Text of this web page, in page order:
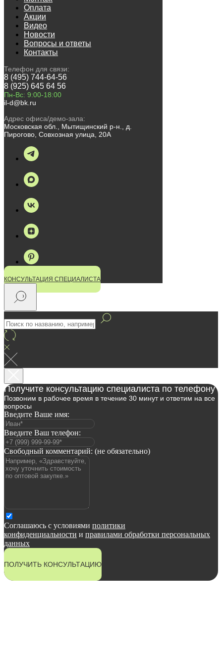
Оплата
Акции
Видео
Новости
Вопросы и ответы
Контакты
Телефон для связи:
8 (495) 744-64-56
8 (925) 645 64 56
Пн-Вс: 9:00-18:00
il-d@bk.ru
Адрес офиса/демо-зала:
Московская обл., Мытищинский р-н., д.
Пирогово, Совхозная улица, 20А
КОНСУЛЬТАЦИЯ СПЕЦИАЛИСТА
Получите консультацию специалиста по телефону
Позвоним в рабочее время в течение 30 минут и ответим на все
вопросы
Введите Ваше имя:
Введите Ваш телефон:
Свободный комментарий: (не обязательно)
Соглашаюсь с условиями политики
конфиденциальности и правилами обработки персональных
данных
ПОЛУЧИТЬ КОНСУЛЬТАЦИЮ